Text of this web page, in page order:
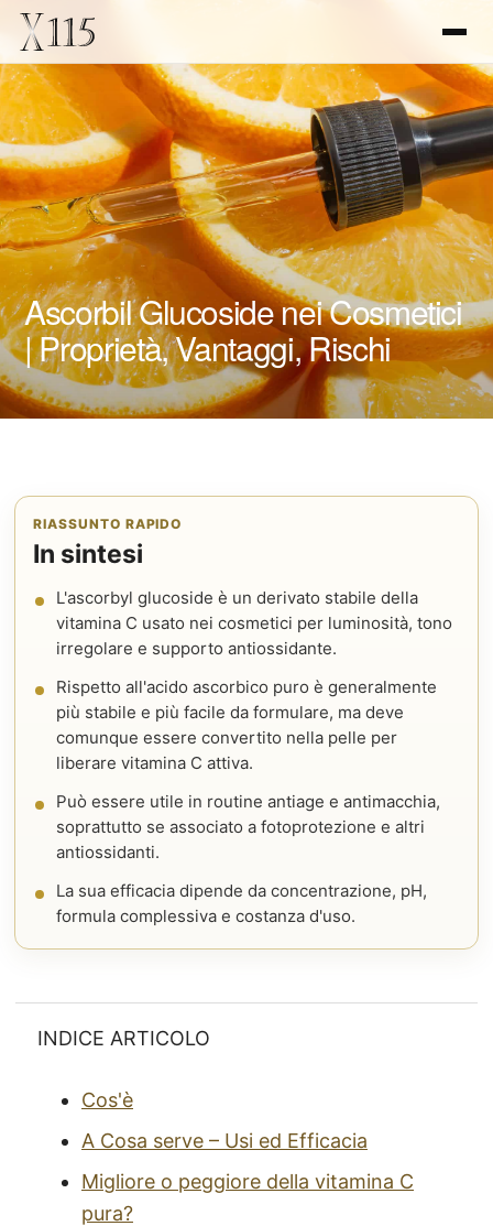
Ascorbil Glucoside nei Cosmetici
| Proprietà, Vantaggi, Rischi
RIASSUNTO RAPIDO
In sintesi
L'ascorbyl glucoside è un derivato stabile della
vitamina C usato nei cosmetici per luminosità, tono
irregolare e supporto antiossidante.
Rispetto all'acido ascorbico puro è generalmente
più stabile e più facile da formulare, ma deve
comunque essere convertito nella pelle per
liberare vitamina C attiva.
Può essere utile in routine antiage e antimacchia,
soprattutto se associato a fotoprotezione e altri
antiossidanti.
La sua efficacia dipende da concentrazione, pH,
formula complessiva e costanza d'uso.
INDICE ARTICOLO
Cos'è
A Cosa serve – Usi ed Efficacia
Migliore o peggiore della vitamina C
pura?